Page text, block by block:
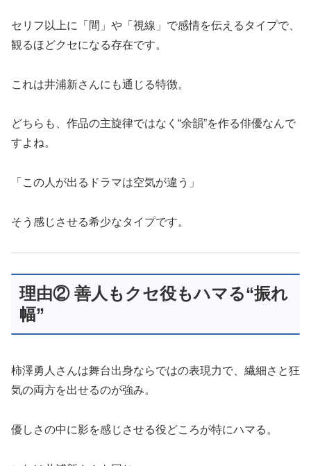
セリフ以上に「間」や「視線」で感情を伝えるタイプで、
観るほどクセになる存在です。
これは井浦新さんにも通じる特徴。
どちらも、作品の主旋律ではなく“余韻”を作る俳優なんで
すよね。
「この人が出るドラマは空気が違う」
そう感じさせる希少なタイプです。
理由② 善人もクセ役もハマる“振れ
幅”
柿澤勇人さんは舞台出身ならではの表現力で、繊細さと狂
気の両方を出せるのが強み。
優しさの中に影を感じさせる役どころが特にハマる。